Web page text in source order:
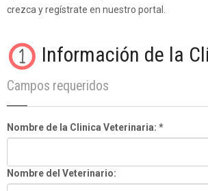
crezca y regístrate en nuestro portal.
Información de la
Campos requeridos
Nombre de la Clinica Veterinaria: *
Nombre del Veterinario: